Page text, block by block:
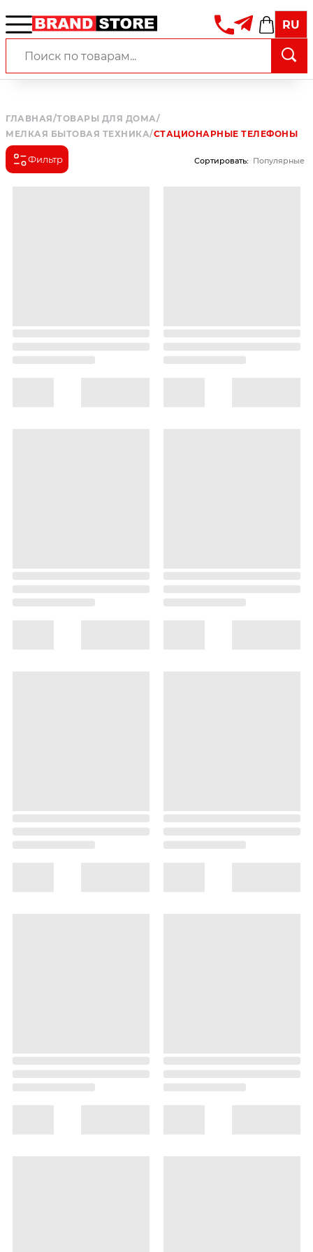
RU
ГЛАВНАЯ/ТОВАРЫ ДЛЯ ДОМА/
МЕЛКАЯ БЫТОВАЯ ТЕХНИКА/СТАЦИОНАРНЫЕ ТЕЛЕФОНЫ
Фильтр Сортировать: Популярные